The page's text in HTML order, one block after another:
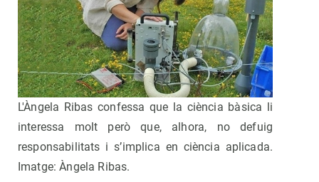
L'Àngela Ribas confessa que la ciència bàsica li
interessa molt però que, alhora, no defuig
responsabilitats i s’implica en ciència aplicada.
Imatge: Àngela Ribas.